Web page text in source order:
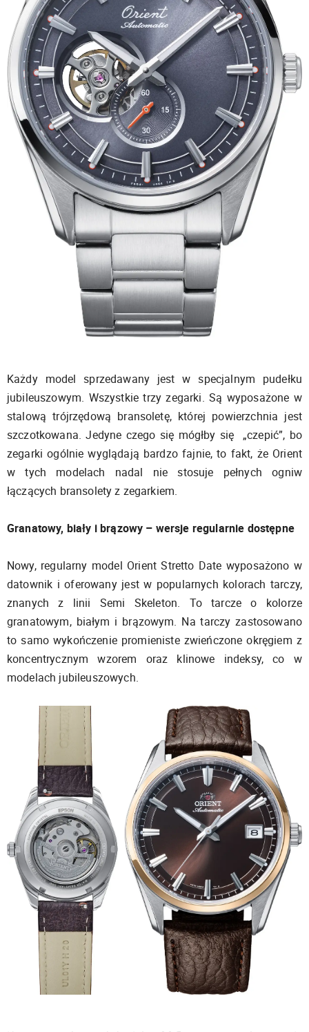
Każdy model sprzedawany jest w specjalnym pudełku
jubileuszowym. Wszystkie trzy zegarki. Są wyposażone w
stalową trójrzędową bransoletę, której powierzchnia jest
szczotkowana. Jedyne czego się mógłby się „czepić”, bo
zegarki ogólnie wyglądają bardzo fajnie, to fakt, że Orient
w tych modelach nadal nie stosuje pełnych ogniw
łączących bransolety z zegarkiem.
Granatowy, biały i brązowy – wersje regularnie dostępne
Nowy, regularny model Orient Stretto Date wyposażono w
datownik i oferowany jest w popularnych kolorach tarczy,
znanych z linii Semi Skeleton. To tarcze o kolorze
granatowym, białym i brązowym. Na tarczy zastosowano
to samo wykończenie promieniste zwieńczone okręgiem z
koncentrycznym wzorem oraz klinowe indeksy, co w
modelach jubileuszowych.